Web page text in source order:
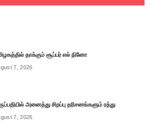
தாக்கும் சூப்பர் எல் நினோ
7, 2026
அனைத்து சிறப்பு தரிசனங்களும் ரத்து
7, 2026